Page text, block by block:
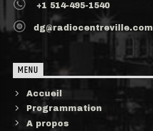
+1 514-495-1540
dg@radiocentreville.com
MENU
Accueil
Programmation
A propos